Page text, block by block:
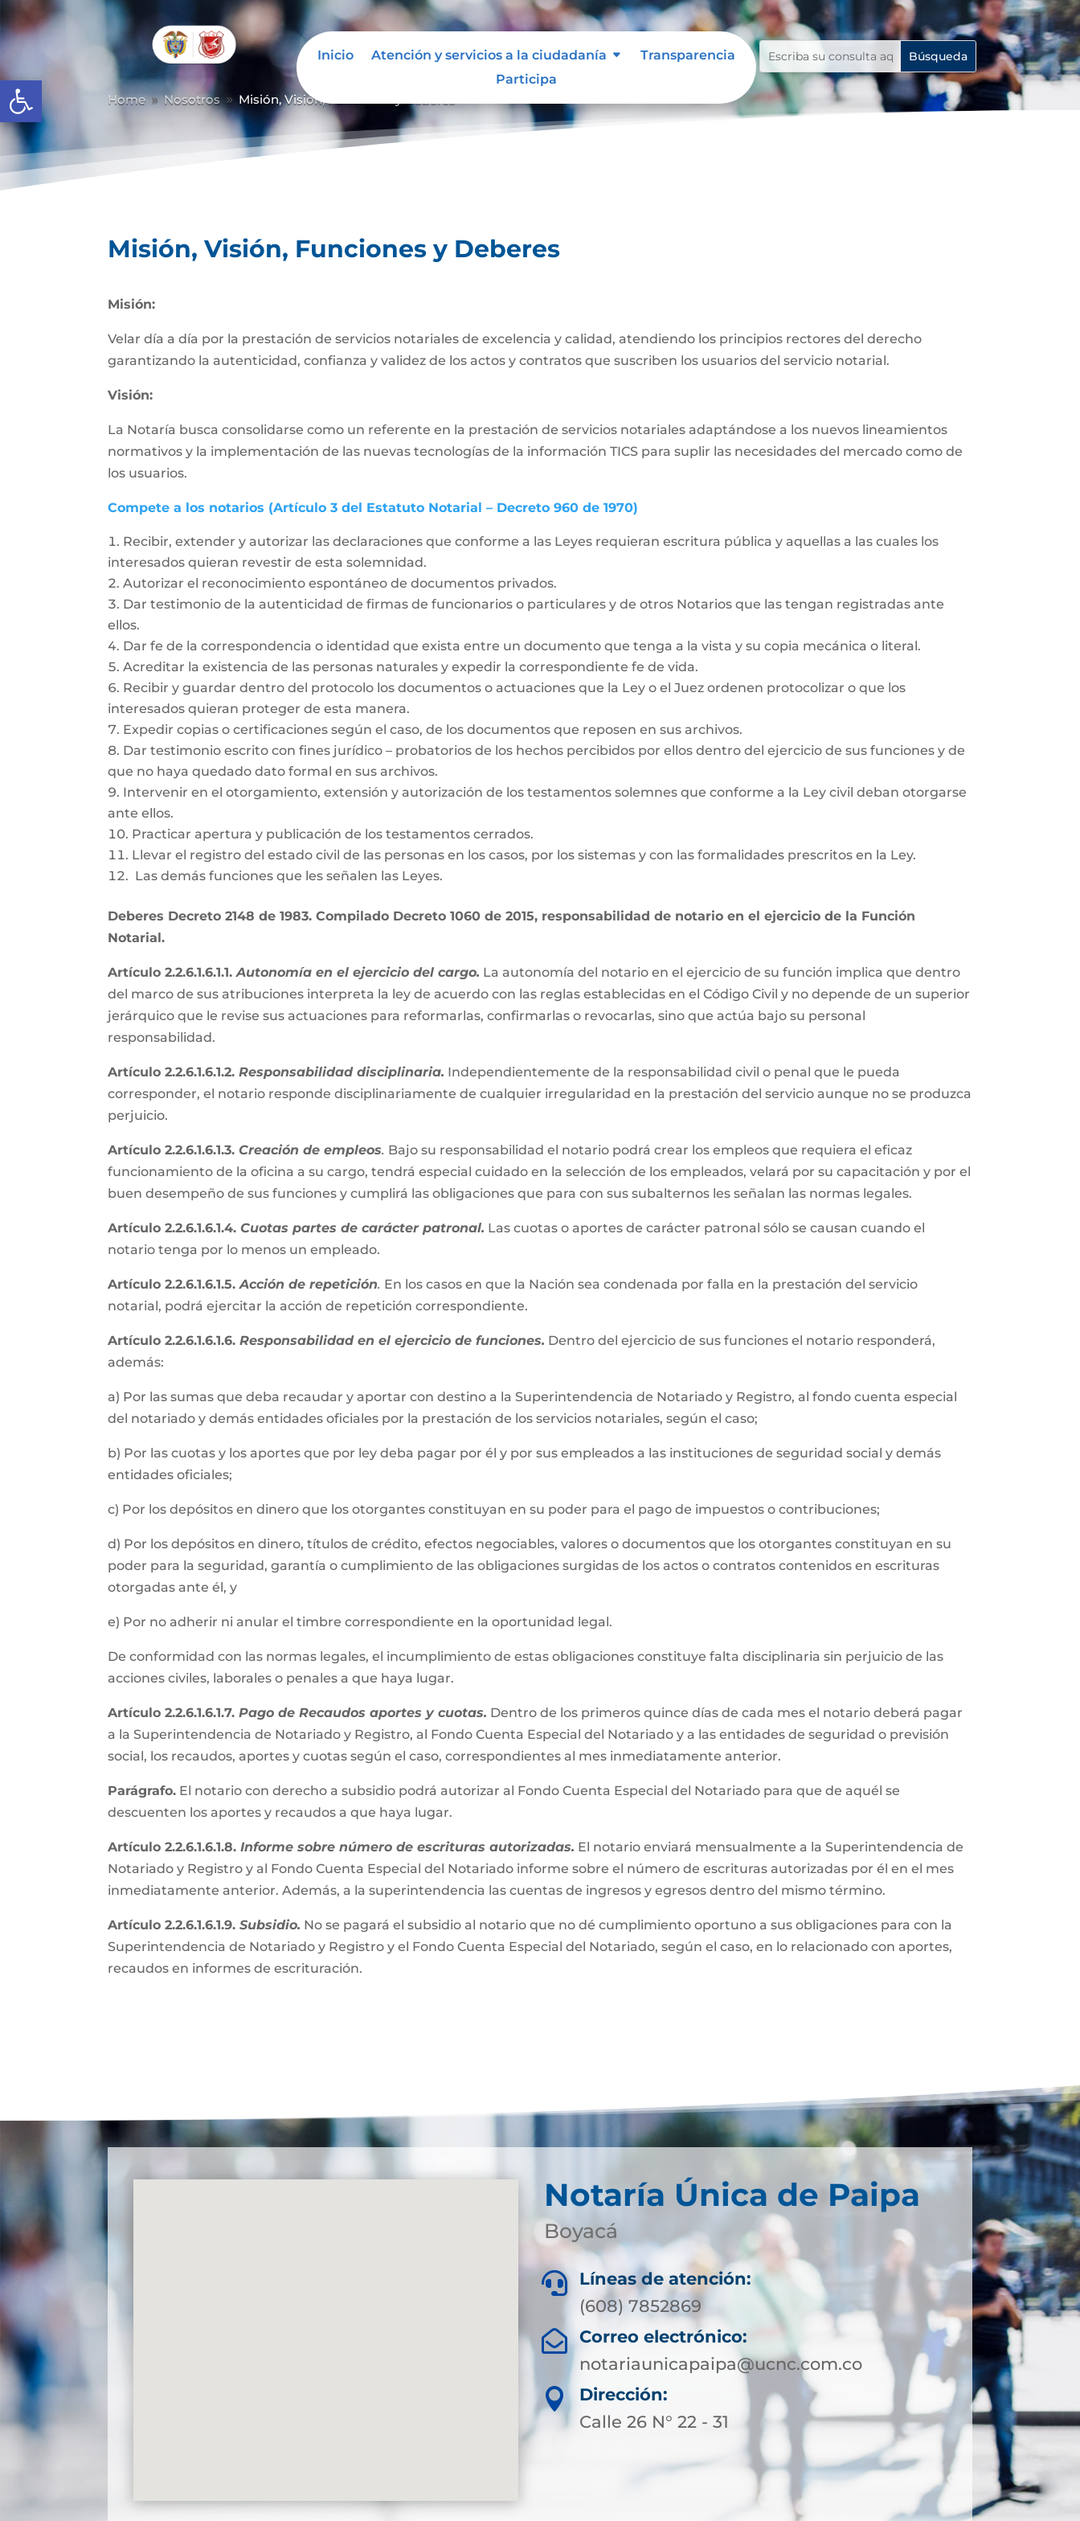
Abrir barra de herramientas
Inicio Atención y servicios a la ciudadanía
Transparencia
Participa
Home 9 Nosotros 9 Misión, Visión, Funciones y Deberes
Misión, Visión, Funciones y Deberes
Misión:
Velar día a día por la prestación de servicios notariales de excelencia y calidad, atendiendo los principios rectores del derecho
garantizando la autenticidad, confianza y validez de los actos y contratos que suscriben los usuarios del servicio notarial.
Visión:
La Notaría busca consolidarse como un referente en la prestación de servicios notariales adaptándose a los nuevos lineamientos
normativos y la implementación de las nuevas tecnologías de la información TICS para suplir las necesidades del mercado como de
los usuarios.
Compete a los notarios (Artículo 3 del Estatuto Notarial – Decreto 960 de 1970)
Recibir, extender y autorizar las declaraciones que conforme a las Leyes requieran escritura pública y aquellas a las cuales los
interesados quieran revestir de esta solemnidad.
Autorizar el reconocimiento espontáneo de documentos privados.
Dar testimonio de la autenticidad de firmas de funcionarios o particulares y de otros Notarios que las tengan registradas ante
ellos.
Dar fe de la correspondencia o identidad que exista entre un documento que tenga a la vista y su copia mecánica o literal.
Acreditar la existencia de las personas naturales y expedir la correspondiente fe de vida.
Recibir y guardar dentro del protocolo los documentos o actuaciones que la Ley o el Juez ordenen protocolizar o que los
interesados quieran proteger de esta manera.
Expedir copias o certificaciones según el caso, de los documentos que reposen en sus archivos.
Dar testimonio escrito con fines jurídico – probatorios de los hechos percibidos por ellos dentro del ejercicio de sus funciones y de
que no haya quedado dato formal en sus archivos.
Intervenir en el otorgamiento, extensión y autorización de los testamentos solemnes que conforme a la Ley civil deban otorgarse
ante ellos.
Practicar apertura y publicación de los testamentos cerrados.
Llevar el registro del estado civil de las personas en los casos, por los sistemas y con las formalidades prescritos en la Ley.
Las demás funciones que les señalen las Leyes.
Deberes Decreto 2148 de 1983. Compilado Decreto 1060 de 2015, responsabilidad de notario en el ejercicio de la Función
Notarial.
Artículo 2.2.6.1.6.1.1.Autonomía en el ejercicio del cargo. La autonomía del notario en el ejercicio de su función implica que dentro
del marco de sus atribuciones interpreta la ley de acuerdo con las reglas establecidas en el Código Civil y no depende de un superior
jerárquico que le revise sus actuaciones para reformarlas, confirmarlas o revocarlas, sino que actúa bajo su personal
responsabilidad.
Artículo 2.2.6.1.6.1.2. Responsabilidad disciplinaria. Independientemente de la responsabilidad civil o penal que le pueda
corresponder, el notario responde disciplinariamente de cualquier irregularidad en la prestación del servicio aunque no se produzca
perjuicio.
Artículo 2.2.6.1.6.1.3.Creación de empleos. Bajo su responsabilidad el notario podrá crear los empleos que requiera el eficaz
funcionamiento de la oficina a su cargo, tendrá especial cuidado en la selección de los empleados, velará por su capacitación y por el
buen desempeño de sus funciones y cumplirá las obligaciones que para con sus subalternos les señalan las normas legales.
Artículo 2.2.6.1.6.1.4.Cuotas partes de carácter patronal. Las cuotas o aportes de carácter patronal sólo se causan cuando el
notario tenga por lo menos un empleado.
Artículo 2.2.6.1.6.1.5.Acción de repetición. En los casos en que la Nación sea condenada por falla en la prestación del servicio
notarial, podrá ejercitar la acción de repetición correspondiente.
Artículo 2.2.6.1.6.1.6.Responsabilidad en el ejercicio de funciones. Dentro del ejercicio de sus funciones el notario responderá,
además:
a) Por las sumas que deba recaudar y aportar con destino a la Superintendencia de Notariado y Registro, al fondo cuenta especial
del notariado y demás entidades oficiales por la prestación de los servicios notariales, según el caso;
b) Por las cuotas y los aportes que por ley deba pagar por él y por sus empleados a las instituciones de seguridad social y demás
entidades oficiales;
c) Por los depósitos en dinero que los otorgantes constituyan en su poder para el pago de impuestos o contribuciones;
d) Por los depósitos en dinero, títulos de crédito, efectos negociables, valores o documentos que los otorgantes constituyan en su
poder para la seguridad, garantía o cumplimiento de las obligaciones surgidas de los actos o contratos contenidos en escrituras
otorgadas ante él, y
e) Por no adherir ni anular el timbre correspondiente en la oportunidad legal.
De conformidad con las normas legales, el incumplimiento de estas obligaciones constituye falta disciplinaria sin perjuicio de las
acciones civiles, laborales o penales a que haya lugar.
Artículo 2.2.6.1.6.1.7.Pago de Recaudos aportes y cuotas. Dentro de los primeros quince días de cada mes el notario deberá pagar
a la Superintendencia de Notariado y Registro, al Fondo Cuenta Especial del Notariado y a las entidades de seguridad o previsión
social, los recaudos, aportes y cuotas según el caso, correspondientes al mes inmediatamente anterior.
Parágrafo. El notario con derecho a subsidio podrá autorizar al Fondo Cuenta Especial del Notariado para que de aquél se
descuenten los aportes y recaudos a que haya lugar.
Artículo 2.2.6.1.6.1.8.Informe sobre número de escrituras autorizadas. El notario enviará mensualmente a la Superintendencia de
Notariado y Registro y al Fondo Cuenta Especial del Notariado informe sobre el número de escrituras autorizadas por él en el mes
inmediatamente anterior. Además, a la superintendencia las cuentas de ingresos y egresos dentro del mismo término.
Artículo 2.2.6.1.6.1.9.Subsidio. No se pagará el subsidio al notario que no dé cumplimiento oportuno a sus obligaciones para con la
Superintendencia de Notariado y Registro y el Fondo Cuenta Especial del Notariado, según el caso, en lo relacionado con aportes,
recaudos en informes de escrituración.
Notaría Única de Paipa
Boyacá

Líneas de atención:
(608) 7852869
 Correo electrónico:
notariaunicapaipa@ucnc.com.co

Dirección:
Calle 26 N° 22 - 31